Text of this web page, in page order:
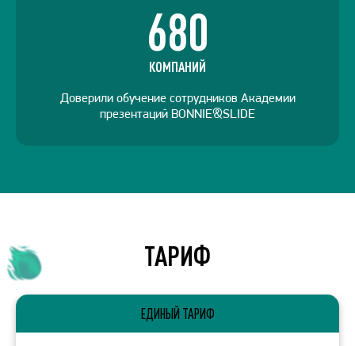
680
КОМПАНИЙ
Доверили обучение сотрудников Академии
презентаций BONNIE&SLIDE
ТАРИФ
ЕДИНЫЙ ТАРИФ